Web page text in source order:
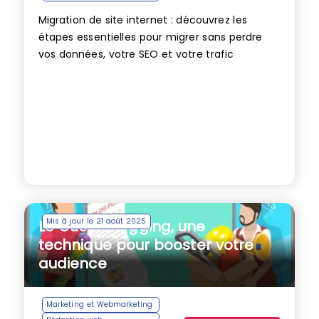
Migration de site internet : découvrez les
étapes essentielles pour migrer sans perdre
vos données, votre SEO et votre trafic
Mis à jour le 21 août 2025
Le Guest blogging, une
technique pour booster votre
audience
Marketing et Webmarketing